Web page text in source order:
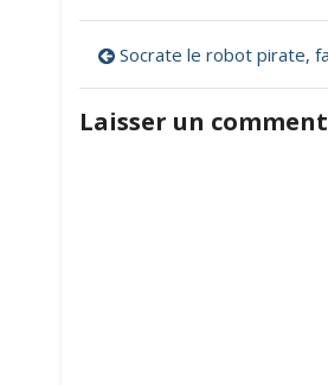
Navigation
de
l’article
Socrate le robot pirate, faire du
Laisser un